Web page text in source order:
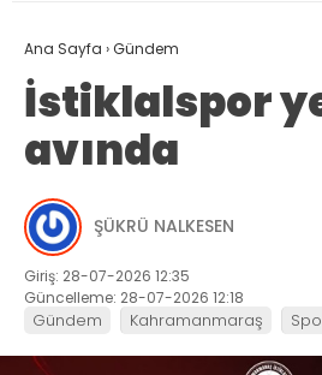
Ana Sayfa ›Gündem
İstiklalspor
avında
ŞÜKRÜ NALKESEN
Giriş: 28-07-2026 12:35
Güncelleme: 28-07-2026 12:18
Gündem Kahramanmaraş